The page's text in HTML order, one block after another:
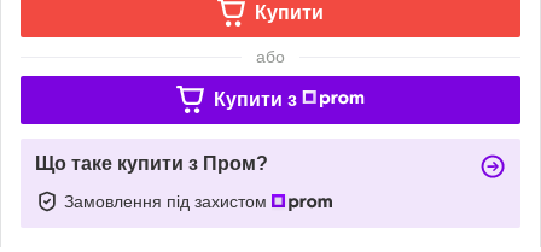
Купити
або
Купити з
Що таке купити з Пром?
Замовлення під захистом